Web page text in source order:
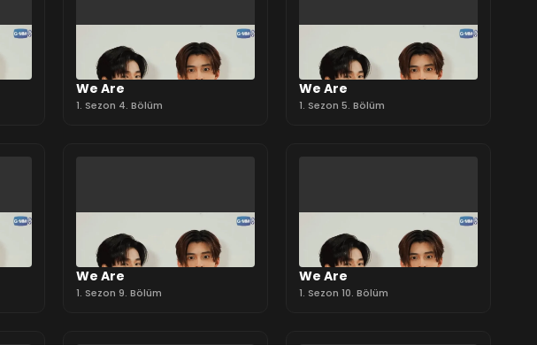
We Are
1. Sezon 4. Bölüm
We Are
1. Sezon 5. Bölüm
We Are
1. Sezon 9. Bölüm
We Are
1. Sezon 10. Bölüm